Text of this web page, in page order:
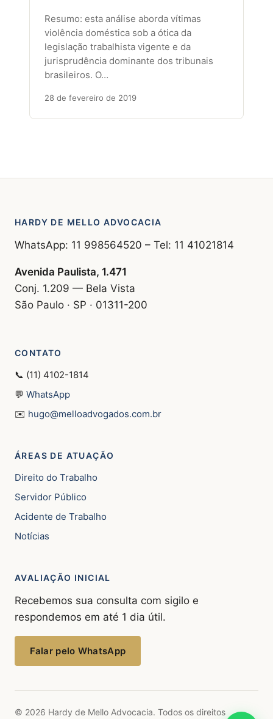
Resumo: esta análise aborda vítimas
violência doméstica sob a ótica da
legislação trabalhista vigente e da
jurisprudência dominante dos tribunais
brasileiros. O…
28 de fevereiro de 2019
HARDY DE MELLO ADVOCACIA
WhatsApp: 11 998564520 – Tel: 11 41021814
Avenida Paulista, 1.471
Conj. 1.209 — Bela Vista
São Paulo · SP · 01311-200
CONTATO
📞 (11) 4102-1814
💬 WhatsApp
✉️ hugo@melloadvogados.com.br
ÁREAS DE ATUAÇÃO
Direito do Trabalho
Servidor Público
Acidente de Trabalho
Notícias
AVALIAÇÃO INICIAL
Recebemos sua consulta com sigilo e
respondemos em até 1 dia útil.
Falar pelo WhatsApp
© 2026 Hardy de Mello Advocacia. Todos os direitos